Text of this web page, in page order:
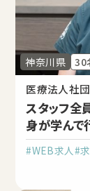
神奈川県 30
医療法人社
スタッフ全
身が学んで
#WEB求人 #